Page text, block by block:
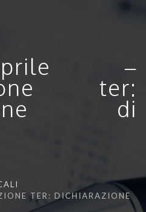
–
ter:
di
TER: DICHIARAZIONE